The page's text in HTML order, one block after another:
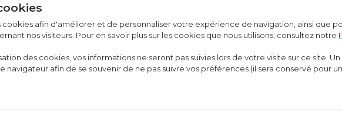
cookies afin d'améliorer et de personnaliser votre expérience de navigation, ainsi que
nos visiteurs. Pour en savoir plus sur les cookies que nous utilisons, consultez notre
des cookies, vos informations ne seront pas suivies lors de votre visite sur ce site.
navigateur afin de se souvenir de ne pas suivre vos préférences (il sera conservé pour